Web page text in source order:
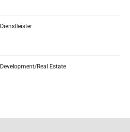
Dienstleister
Development/Real Estate